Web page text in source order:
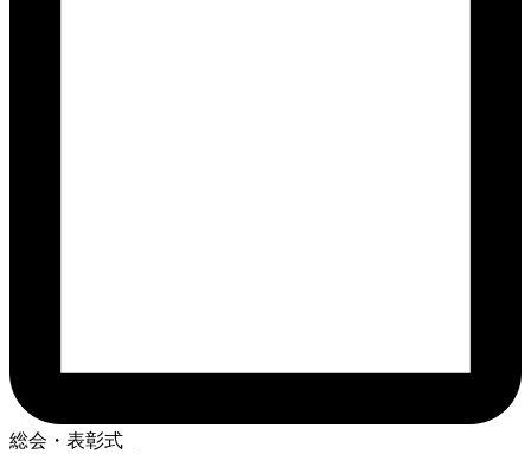
総会・表彰式